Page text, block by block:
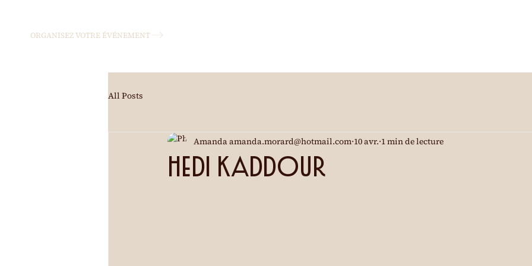
ORGANISEZ VOTRE ÉVÉNEMENT
All Posts
Hedi Kaddour
Amanda amanda.morard@hotmail.com 10 avr. 1 min de lecture